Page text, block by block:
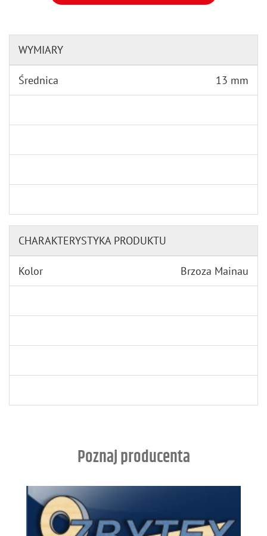
WYMIARY
Średnica 13 mm
CHARAKTERYSTYKA PRODUKTU
Kolor Brzoza Mainau
Poznaj producenta